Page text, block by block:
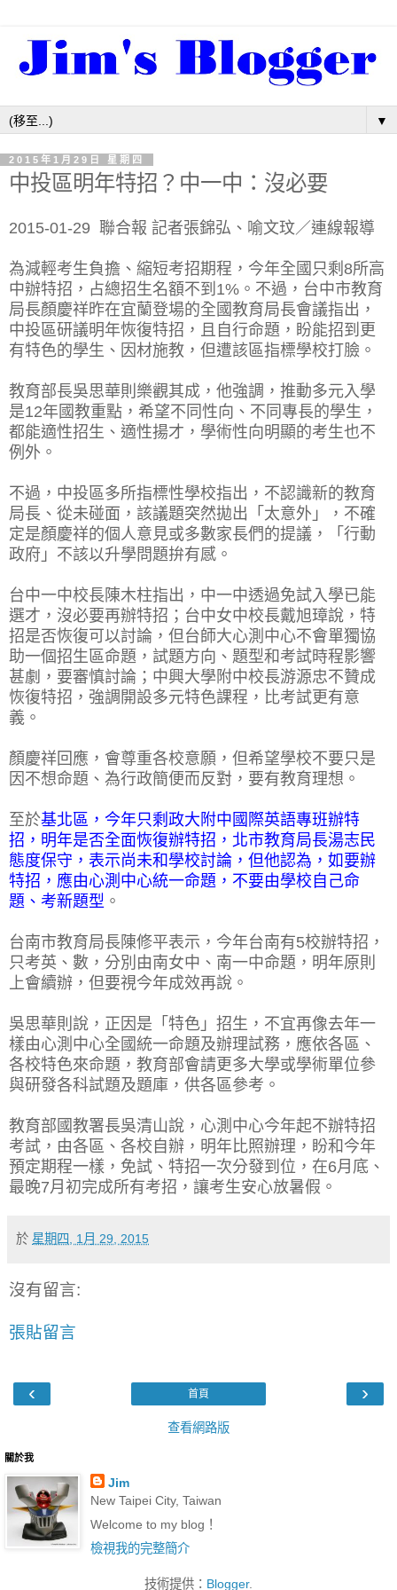
▼
2015年1月29日 星期四
中投區明年特招？中一中：沒必要
2015-01-29 聯合報 記者張錦弘、喻文玟／連線報導
為減輕考生負擔、縮短考招期程，今年全國只剩8所高
中辦特招，占總招生名額不到1%。不過，台中市教育
局長顏慶祥昨在宜蘭登場的全國教育局長會議指出，
中投區研議明年恢復特招，且自行命題，盼能招到更
有特色的學生、因材施教，但遭該區指標學校打臉。
教育部長吳思華則樂觀其成，他強調，推動多元入學
是12年國教重點，希望不同性向、不同專長的學生，
都能適性招生、適性揚才，學術性向明顯的考生也不
例外。
不過，中投區多所指標性學校指出，不認識新的教育
局長、從未碰面，該議題突然拋出「太意外」，不確
定是顏慶祥的個人意見或多數家長們的提議，「行動
政府」不該以升學問題拚有感。
台中一中校長陳木柱指出，中一中透過免試入學已能
選才，沒必要再辦特招；台中女中校長戴旭璋說，特
招是否恢復可以討論，但台師大心測中心不會單獨協
助一個招生區命題，試題方向、題型和考試時程影響
甚劇，要審慎討論；中興大學附中校長游源忠不贊成
恢復特招，強調開設多元特色課程，比考試更有意
義。
顏慶祥回應，會尊重各校意願，但希望學校不要只是
因不想命題、為行政簡便而反對，要有教育理想。
至於基北區，今年只剩政大附中國際英語專班辦特
招，明年是否全面恢復辦特招，北市教育局長湯志民
態度保守，表示尚未和學校討論，但他認為，如要辦
特招，應由心測中心統一命題，不要由學校自己命
題、考新題型 。
台南市教育局長陳修平表示，今年台南有5校辦特招，
只考英、數，分別由南女中、南一中命題，明年原則
上會續辦，但要視今年成效再說。
吳思華則說，正因是「特色」招生，不宜再像去年一
樣由心測中心全國統一命題及辦理試務，應依各區、
各校特色來命題，教育部會請更多大學或學術單位參
與研發各科試題及題庫，供各區參考。
教育部國教署長吳清山說，心測中心今年起不辦特招
考試，由各區、各校自辦，明年比照辦理，盼和今年
預定期程一樣，免試、特招一次分發到位，在6月底、
最晚7月初完成所有考招，讓考生安心放暑假。
於 星期四, 1月 29, 2015
沒有留言:
張貼留言
‹ ›
首頁
查看網路版
關於我
Jim
New Taipei City, Taiwan
Welcome to my blog！
檢視我的完整簡介
技術提供： Blogger.